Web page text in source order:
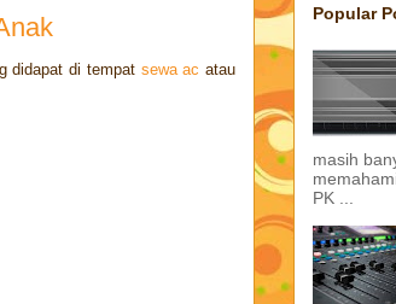
didapat di tempat sewa ac atau
Popular
masih
PK ...